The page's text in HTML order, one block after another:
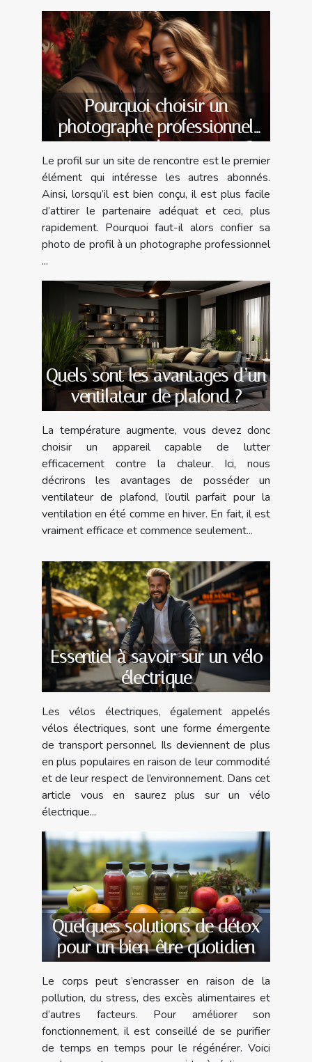
Pourquoi choisir un
photographe professionnel
pour un site de rencontre ?
Le profil sur un site de rencontre est le premier
élément qui intéresse les autres abonnés.
Ainsi, lorsqu’il est bien conçu, il est plus facile
d’attirer le partenaire adéquat et ceci, plus
rapidement. Pourquoi faut-il alors confier sa
photo de profil à un photographe professionnel
...
Quels sont les avantages d’un
ventilateur de plafond ?
La température augmente, vous devez donc
choisir un appareil capable de lutter
efficacement contre la chaleur. Ici, nous
décrirons les avantages de posséder un
ventilateur de plafond, l’outil parfait pour la
ventilation en été comme en hiver. En fait, il est
vraiment efficace et commence seulement...
Essentiel à savoir sur un vélo
électrique
Les vélos électriques, également appelés
vélos électriques, sont une forme émergente
de transport personnel. Ils deviennent de plus
en plus populaires en raison de leur commodité
et de leur respect de l’environnement. Dans cet
article vous en saurez plus sur un vélo
électrique...
Quelques solutions de détox
pour un bien-être quotidien
Le corps peut s’encrasser en raison de la
pollution, du stress, des excès alimentaires et
d’autres facteurs. Pour améliorer son
fonctionnement, il est conseillé de se purifier
de temps en temps pour le régénérer. Voici